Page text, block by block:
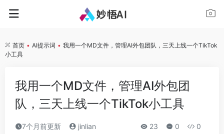
首页 • AI提示词 • 我用一个MD文件，管理AI外包团队，三天上线一个TikTok
小工具
我用一个MD文件，管理AI外包团
队，三天上线一个TikTok小工具
7个月前更新 jinlian 23 0 0